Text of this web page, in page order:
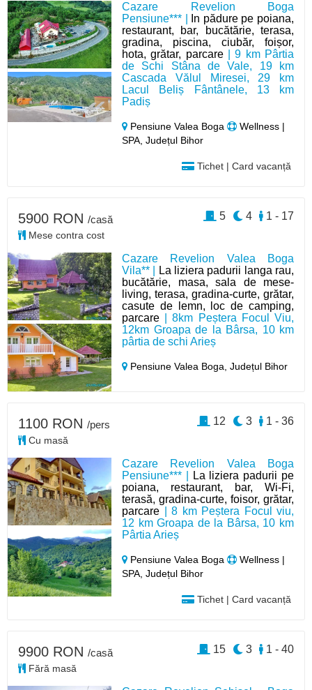
Cazare Revelion Boga
Pensiune*** |
In pădure pe poiana,
restaurant, bar, bucătărie, terasa,
gradina, piscina, ciubăr, foișor,
hota, grătar, parcare| 9 km Pârtia
de Schi Stâna de Vale, 19 km
Cascada Vălul Miresei, 29 km
Lacul Beliș Fântânele, 13 km
Padiș
Pensiune Valea Boga
Wellness |
SPA, Județul Bihor
Tichet | Card vacanță
Cazare Revelion Valea Boga
Vila** |
La liziera padurii langa rau,
bucătărie, masa, sala de mese-
living, terasa, gradina-curte, grătar,
casute de lemn, loc de camping,
parcare | 8km Peștera Focul Viu,
12km Groapa de la Bârsa, 10 km
pârtia de schi Arieș
Pensiune Valea Boga,Județul Bihor
5900 RON /casă
Mese contra cost
1 - 17
4
5
Cazare Revelion Valea Boga
Pensiune*** |
La liziera padurii pe
poiana, restaurant, bar, Wi-Fi,
terasă, gradina-curte, foisor, grătar,
parcare | 8 km Peștera Focul viu,
12 km Groapa de la Bârsa, 10 km
Pârtia Arieș
Pensiune Valea Boga
Wellness |
SPA, Județul Bihor
Tichet | Card vacanță
1100 RON /pers
Cu masă
1 - 36
3
12
9900 RON /casă
Fără masă
1 - 40
3
15